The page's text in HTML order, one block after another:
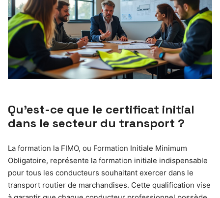
Qu’est-ce que le certificat initial
dans le secteur du transport ?
La formation la FIMO, ou Formation Initiale Minimum
Obligatoire, représente la formation initiale indispensable
pour tous les conducteurs souhaitant exercer dans le
transport routier de marchandises. Cette qualification vise